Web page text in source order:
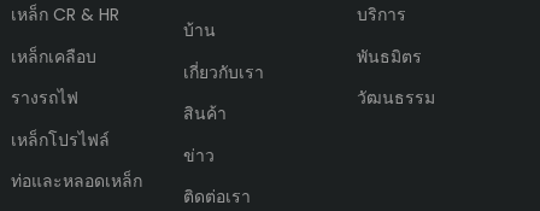
เหล็ก CR & HR
เหล็กเคลือบ
รางรถไฟ
เหล็กโปรไฟล์
ท่อและหลอดเหล็ก
บ้าน
เกี่ยวกับเรา
สินค้า
ข่าว
ติดต่อเรา
บริการ
พันธมิตร
วัฒนธรรม